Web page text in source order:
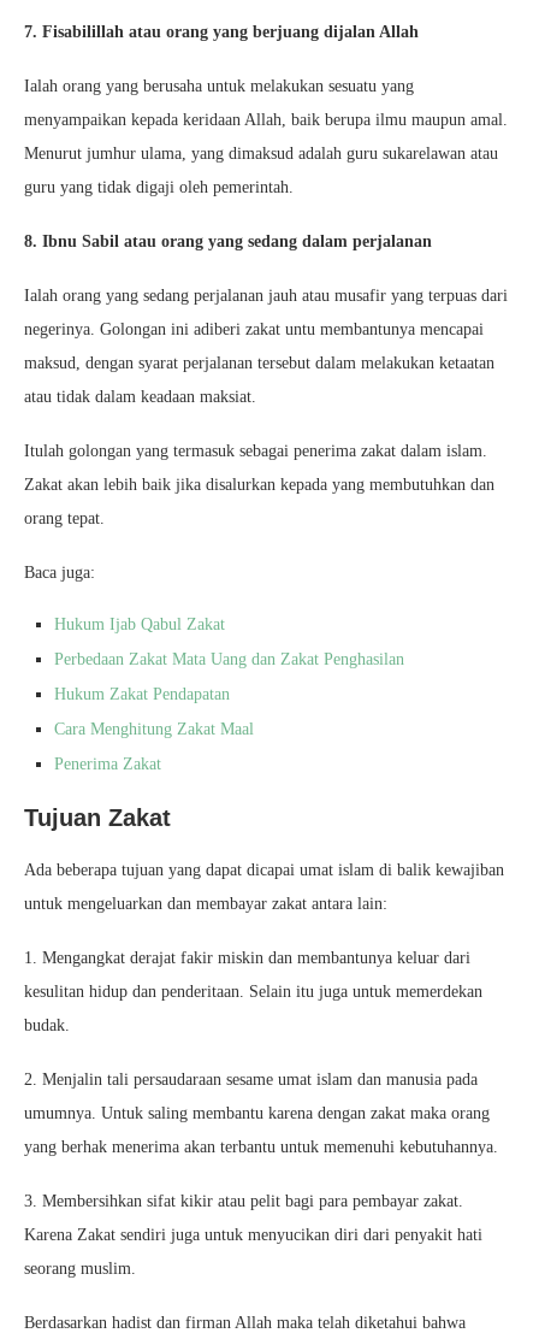
7. Fisabilillah atau orang yang berjuang dijalan Allah
Ialah orang yang berusaha untuk melakukan sesuatu yang
menyampaikan kepada keridaan Allah, baik berupa ilmu maupun amal.
Menurut jumhur ulama, yang dimaksud adalah guru sukarelawan atau
guru yang tidak digaji oleh pemerintah.
8. Ibnu Sabil atau orang yang sedang dalam perjalanan
Ialah orang yang sedang perjalanan jauh atau musafir yang terpuas dari
negerinya. Golongan ini adiberi zakat untu membantunya mencapai
maksud, dengan syarat perjalanan tersebut dalam melakukan ketaatan
atau tidak dalam keadaan maksiat.
Itulah golongan yang termasuk sebagai penerima zakat dalam islam.
Zakat akan lebih baik jika disalurkan kepada yang membutuhkan dan
orang tepat.
Baca juga:
Hukum Ijab Qabul Zakat
Perbedaan Zakat Mata Uang dan Zakat Penghasilan
Hukum Zakat Pendapatan
Cara Menghitung Zakat Maal
Penerima Zakat
Tujuan Zakat
Ada beberapa tujuan yang dapat dicapai umat islam di balik kewajiban
untuk mengeluarkan dan membayar zakat antara lain:
1. Mengangkat derajat fakir miskin dan membantunya keluar dari
kesulitan hidup dan penderitaan. Selain itu juga untuk memerdekan
budak.
2. Menjalin tali persaudaraan sesame umat islam dan manusia pada
umumnya. Untuk saling membantu karena dengan zakat maka orang
yang berhak menerima akan terbantu untuk memenuhi kebutuhannya.
3. Membersihkan sifat kikir atau pelit bagi para pembayar zakat.
Karena Zakat sendiri juga untuk menyucikan diri dari penyakit hati
seorang muslim.
Berdasarkan hadist dan firman Allah maka telah diketahui bahwa